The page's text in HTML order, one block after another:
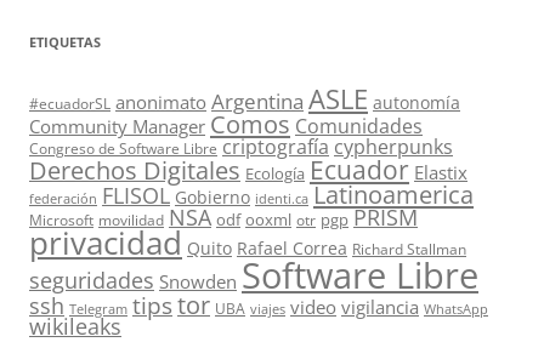
ETIQUETAS
#ecuadorSL anonimato Argentina ASLE autonomía
Community Manager Comos Comunidades
Congreso de Software Libre criptografía cypherpunks
Derechos Digitales Ecología Ecuador Elastix
federación FLISOL Gobierno identi.ca Latinoamerica
Microsoft movilidad NSA odf ooxml otr pgp PRISM
privacidad Quito Rafael Correa Richard Stallman
seguridades Snowden Software Libre
ssh Telegram tips tor UBA viajes video vigilancia WhatsApp
wikileaks